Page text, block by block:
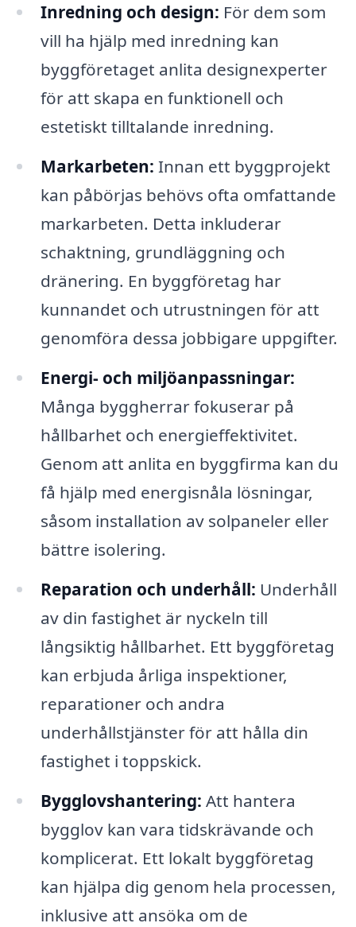
Inredning och design: För dem som
vill ha hjälp med inredning kan
byggföretaget anlita designexperter
för att skapa en funktionell och
estetiskt tilltalande inredning.
Markarbeten: Innan ett byggprojekt
kan påbörjas behövs ofta omfattande
markarbeten. Detta inkluderar
schaktning, grundläggning och
dränering. En byggföretag har
kunnandet och utrustningen för att
genomföra dessa jobbigare uppgifter.
Energi- och miljöanpassningar:
Många byggherrar fokuserar på
hållbarhet och energieffektivitet.
Genom att anlita en byggfirma kan du
få hjälp med energisnåla lösningar,
såsom installation av solpaneler eller
bättre isolering.
Reparation och underhåll: Underhåll
av din fastighet är nyckeln till
långsiktig hållbarhet. Ett byggföretag
kan erbjuda årliga inspektioner,
reparationer och andra
underhållstjänster för att hålla din
fastighet i toppskick.
Bygglovshantering: Att hantera
bygglov kan vara tidskrävande och
komplicerat. Ett lokalt byggföretag
kan hjälpa dig genom hela processen,
inklusive att ansöka om de